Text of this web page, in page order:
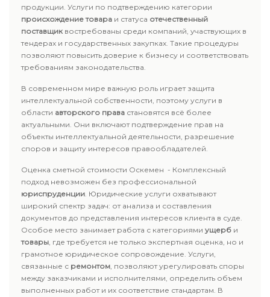
продукции. Услуги по подтверждению категории
происхождение товара и статуса отечественный
поставщик востребованы среди компаний, участвующих в
тендерах и государственных закупках. Такие процедуры
позволяют повысить доверие к бизнесу и соответствовать
требованиям законодательства.
В современном мире важную роль играет защита
интеллектуальной собственности, поэтому услуги в
области авторского права становятся всё более
актуальными. Они включают подтверждение прав на
объекты интеллектуальной деятельности, разрешение
споров и защиту интересов правообладателей.
Оценка сметной стоимости Оскемен - Комплексный
подход невозможен без профессиональной
юриспруденции. Юридические услуги охватывают
широкий спектр задач: от анализа и составления
документов до представления интересов клиента в суде.
Особое место занимает работа с категориями ущерб и
товары, где требуется не только экспертная оценка, но и
грамотное юридическое сопровождение. Услуги,
связанные с ремонтом, позволяют урегулировать споры
между заказчиками и исполнителями, определить объем
выполненных работ и их соответствие стандартам. В